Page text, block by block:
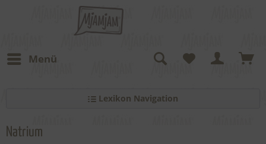
Menü
Lexikon Navigation
Natrium